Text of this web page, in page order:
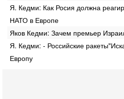
Я. Кедми: Как Росия должна
НАТО в Европе
Яков Кедми: Зачем премьер
Я. Кедми: - Российские
Европу